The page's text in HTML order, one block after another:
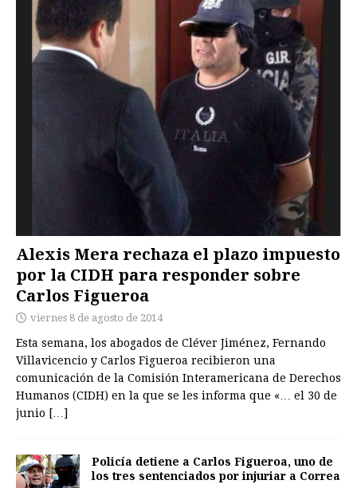
Alexis Mera rechaza el plazo impuesto
por la CIDH para responder sobre
Carlos Figueroa
viernes 8 de agosto de 2014
Esta semana, los abogados de Cléver Jiménez, Fernando
Villavicencio y Carlos Figueroa recibieron una
comunicación de la Comisión Interamericana de Derechos
Humanos (CIDH) en la que se les informa que «… el 30 de
junio […]
Policía detiene a Carlos Figueroa, uno de
los tres sentenciados por injuriar a Correa